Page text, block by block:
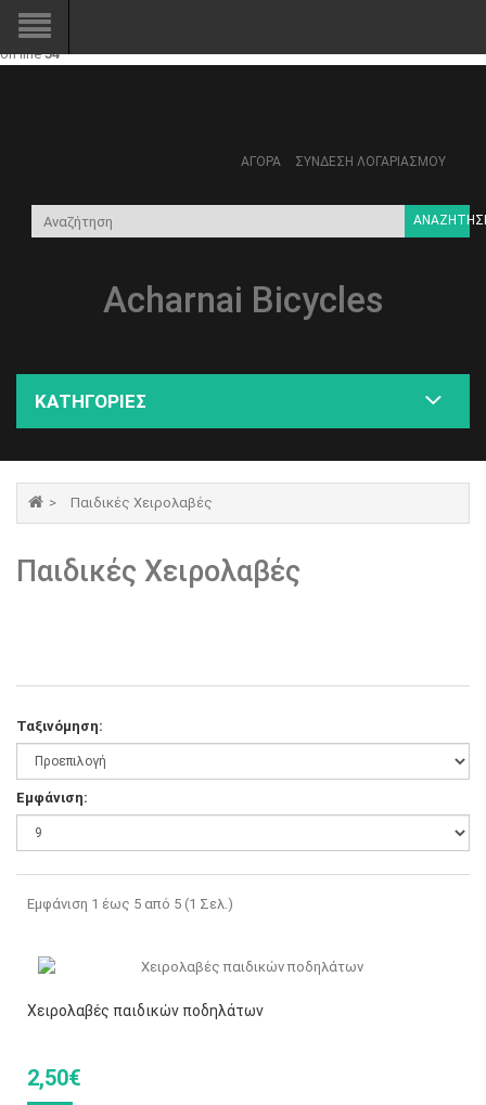
Notice: Trying to access array offset on value of type bool in
/home/acharnaibicycles/public_html/system/modification/catalog/
on line54
ΑΓΟΡΆ ΣΎΝΔΕΣΗ ΛΟΓΑΡΙΑΣΜΟΎ
Acharnai Bicycles
ΚΑΤΗΓΟΡΊΕΣ
Παιδικές Χειρολαβές
Παιδικές Χειρολαβές
Ταξινόμηση:
Εμφάνιση:
Εμφάνιση 1 έως 5 από 5 (1 Σελ.)
Χειρολαβές παιδικών ποδηλάτων
2,50€